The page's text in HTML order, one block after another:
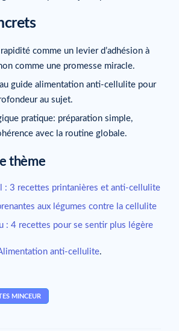
comme un levier d’adhésion à
comme une promesse miracle.
au guide alimentation anti-cellulite pour
au sujet.
pratique: préparation simple,
avec la routine globale.
thème
: 3 recettes printanières et anti-cellulite
aux légumes contre la cellulite
: 4 recettes pour se sentir plus légère
anti-cellulite.
MINCEUR